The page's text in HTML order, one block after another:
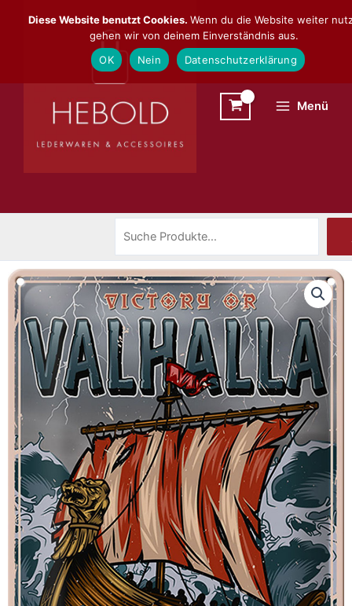
Inhalt
Menü
Diese Website benutzt Cookies. Wenn du die Website weiter
gehen wir von deinem Einverständnis aus.
OK
Nein Datenschutzerklärung